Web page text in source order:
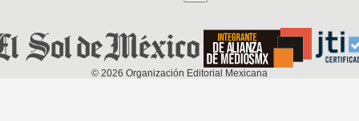
© 2026 Organización Editorial Mexicana